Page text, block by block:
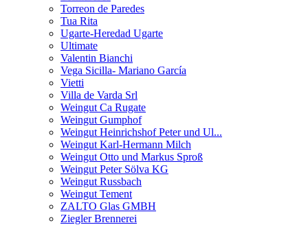
Torreon de Paredes
Tua Rita
Ugarte-Heredad Ugarte
Ultimate
Valentin Bianchi
Vega Sicilla- Mariano García
Vietti
Villa de Varda Srl
Weingut Ca Rugate
Weingut Gumphof
Weingut Heinrichshof Peter und Ul...
Weingut Karl-Hermann Milch
Weingut Otto und Markus Sproß
Weingut Peter Sölva KG
Weingut Russbach
Weingut Tement
ZALTO Glas GMBH
Ziegler Brennerei